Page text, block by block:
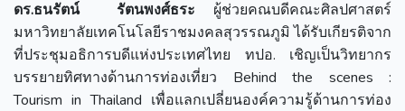
ดร.ธนรัตน์ รัตนพงศ์ธระ ผู้ช่วยคณบดีคณะศิลปศาสตร์
มหาวิทยาลัยเทคโนโลยีราชมงคลสุวรรณภูมิ ได้รับเกียรติจาก
ที่ประชุมอธิการบดีแห่งประเทศไทย ทปอ. เชิญเป็นวิทยากร
บรรยายทิศทางด้านการท่องเที่ยว Behind the scenes :
Tourism in Thailand เพื่อแลกเปลี่ยนองค์ความรู้ด้านการท่อง